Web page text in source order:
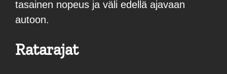
tasainen nopeus ja väli edellä ajavaan
autoon.
Ratarajat